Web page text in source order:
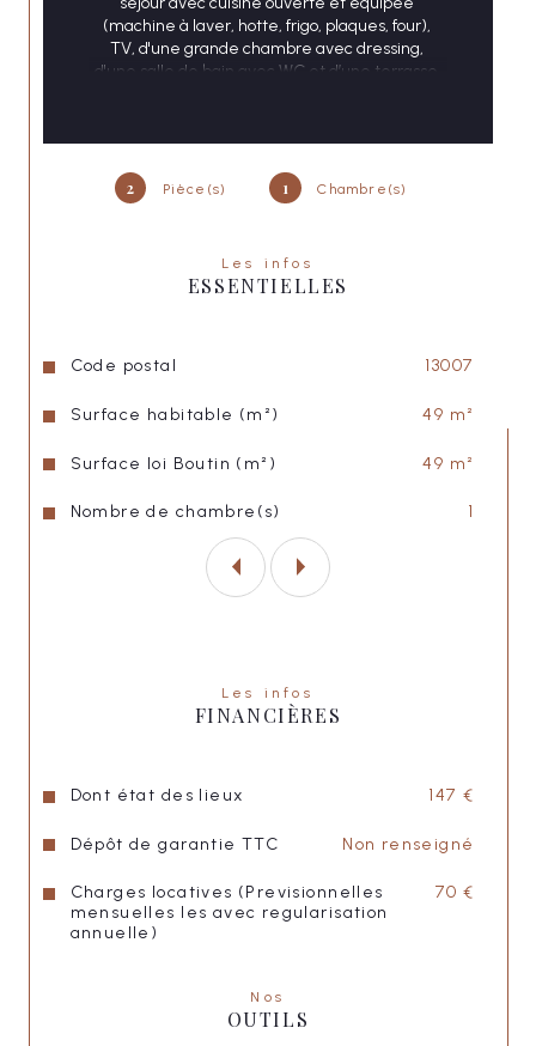
2 Pièce(s) 1 Chambre(s)
Les infos
ESSENTIELLES
Caractéristiques Valeurs
Code postal 13007
Surface habitable (m²) 49 m²
Surface loi Boutin (m²) 49 m²
Nombre de chambre(s) 1
(machine à laver, hotte, frigo, plaques, four),
TV, d'une grande chambre avec dressing,
d'une salle de bain avec WC et d’une terrasse.
commerces, écoles, transports...
Charges : 70 €
Loyer charges comprises : 1000 €
Honoraires : 637 €
"LISA IMMOBILIER"
Les infos
FINANCIÈRES
Dont état des lieux 147 €
Dépôt de garantie TTC Non renseigné
Charges locatives (Previsionnelles
mensuelles les avec regularisation
annuelle)
70 €
Nos
OUTILS